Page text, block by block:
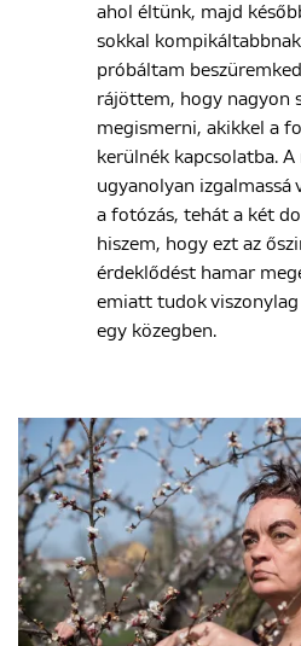
ahol éltünk, majd
sokkal
próbáltam
rájöttem, hogy nagyon
megismerni, akikkel a
kerülnék kapcsolatba. A
ugyanolyan
a fotózás, tehát a két
hiszem, hogy ezt az
érdeklődést hamar
emiatt tudok
egy közegben.